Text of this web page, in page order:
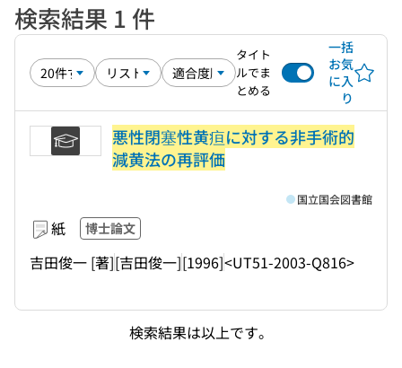
検索結果 1 件
タイト
ルでま
とめる
一括
お気
に入
り
悪性閉塞性黄疸に対する非手術的
減黄法の再評価
紙 博士論文
吉田俊一 [著][吉田俊一][1996]<UT51-2003-Q816>
国立国会図書館
検索結果は以上です。